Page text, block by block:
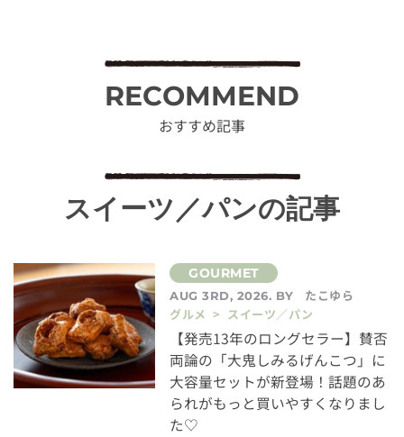
RECOMMEND
おすすめ記事
スイーツ／パンの記事
AUG 3RD, 2026. BY
たこゆら
グルメ > スイーツ／パン
【発売13年のロングセラー】賛否
両論の「大鬼しみるげんこつ」に
大容量セットが新登場！話題のあ
られがもっと買いやすくなりまし
た♡